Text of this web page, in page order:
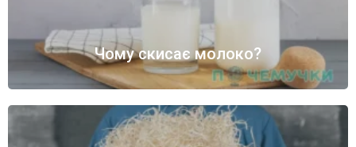
Чому скисає молоко?